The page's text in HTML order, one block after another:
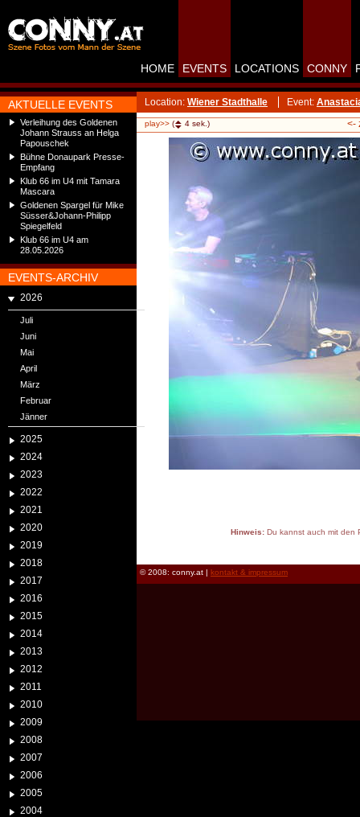
AKTUELLE EVENTS
Verleihung des Goldenen
Johann Strauss an Helga
Papouschek
Bühne Donaupark Presse-
Empfang
Klub 66 im U4 mit Tamara
Mascara
Goldenen Spargel für Mike
Süsser&Johann-Philipp
Spiegelfeld
Klub 66 im U4 am
28.05.2026
EVENTS-ARCHIV
2026
Juli
Juni
Mai
April
März
Februar
Jänner
2025
2024
2023
2022
2021
2020
2019
2018
2017
2016
2015
2014
2013
2012
2011
2010
2009
2008
2007
2006
2005
2004
HOME EVENTS LOCATIONS CONNY
Location: Wiener Stadthalle Event:
play>> ( 4 sek.) <-
Hinweis:Du kannst auch mit den
© 2008: conny.at | kontakt & impressum